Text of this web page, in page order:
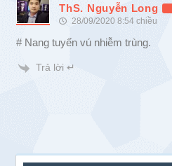
ThS. Nguyễn Long
28/09/2020 8:54 chiều
# Nang tuyến vú nhiễm trùng.
Trả lời ↵